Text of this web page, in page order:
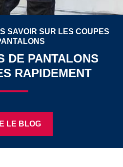
SAVOIR SUR LES COUPES
DE PANTALONS
RAPIDEMENT
LE BLOG